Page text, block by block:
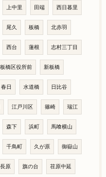
上中里 田端 西日暮里
尾久 板橋 北赤羽
西台 蓮根 志村三丁目
板橋区役所前 新板橋
春日 水道橋 日比谷
江戸川区 篠崎 瑞江
森下 浜町 馬喰横山
千鳥町 久が原 御嶽山
長原 旗の台 荏原中延